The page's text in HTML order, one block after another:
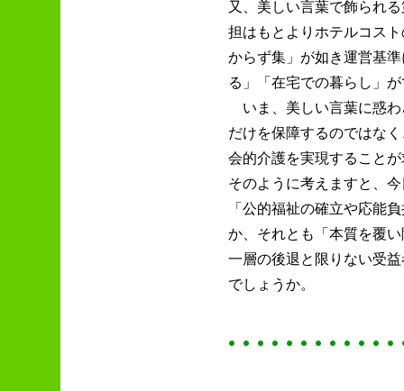
又、美しい言葉で飾られ
担はもとよりホテルコス
からず集」が如き運営基
る」「在宅での暮らし」
いま、美しい言葉に惑わ
だけを保障するのではな
会的介護を実現すること
そのように考えますと、
「公的福祉の確立や応能
か、それとも「本質を覆
一層の後退と限りない受
でしょうか。